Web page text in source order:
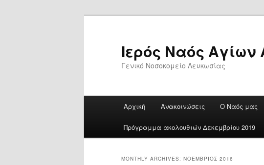
Ιερός Ναός
Γενικό Νοσοκομείο Λευκωσίας
Αρχική Ανακοινώσεις Ο Ναός μας
Πρόγραμμα ακολουθιών Δεκεμβρίου 2019
MONTHLY ARCHIVES: ΝΟΈΜΒΡΙΟΣ 2016